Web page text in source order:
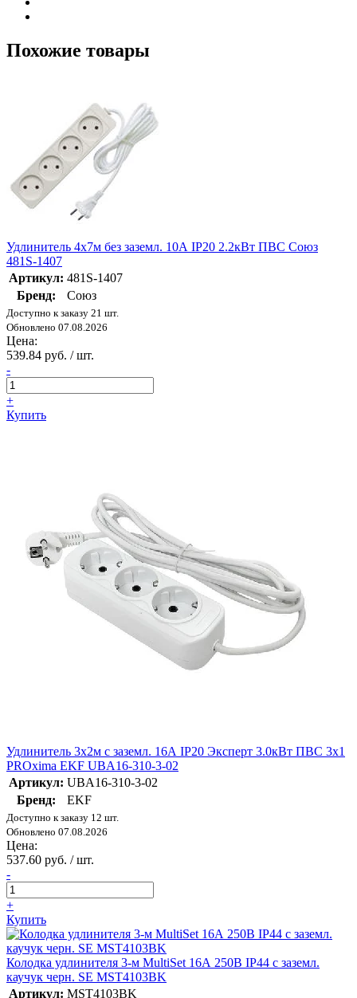
Похожие товары
Удлинитель 4х7м без заземл. 10А IP20 2.2кВт ПВС Союз
481S-1407
Артикул: 481S-1407
Бренд:
Союз
Доступно к заказу 21 шт.
Обновлено 07.08.2026
Цена:
539.84 руб. / шт.
-
+
Купить
Удлинитель 3х2м с заземл. 16А IP20 Эксперт 3.0кВт ПВС 3х1
PROxima EKF UBA16-310-3-02
Артикул: UBA16-310-3-02
Бренд:
EKF
Доступно к заказу 12 шт.
Обновлено 07.08.2026
Цена:
537.60 руб. / шт.
-
+
Купить
Колодка удлинителя 3-м MultiSet 16А 250В IP44 с заземл.
каучук черн. SE MST4103BK
Артикул: MST4103BK